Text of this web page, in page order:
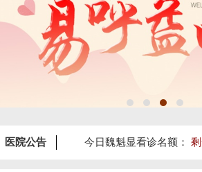
医院公告 今日魏魁显看诊名额：